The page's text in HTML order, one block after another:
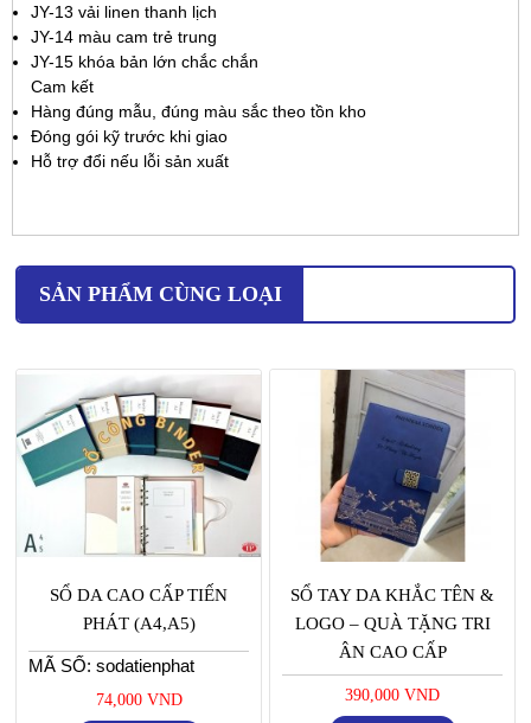
JY-13 vải linen thanh lịch
JY-14 màu cam trẻ trung
JY-15 khóa bản lớn chắc chắn
Cam kết
Hàng đúng mẫu, đúng màu sắc theo tồn kho
Đóng gói kỹ trước khi giao
Hỗ trợ đổi nếu lỗi sản xuất
SẢN PHẨM CÙNG LOẠI
SỔ DA CAO CẤP TIẾN
PHÁT (A4,A5)
MÃ SỐ: sodatienphat
74,000 VND
SỔ TAY DA KHẮC TÊN &
LOGO – QUÀ TẶNG TRI
ÂN CAO CẤP
390,000 VND